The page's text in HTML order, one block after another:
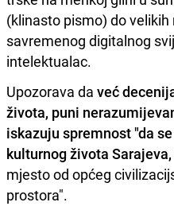
(klinasto pismo) do
savremenog digitalnog
intelektualac.
Upozorava da već
života, puni
iskazuju spremnost "da
kulturnog života
mjesto od općeg
prostora".